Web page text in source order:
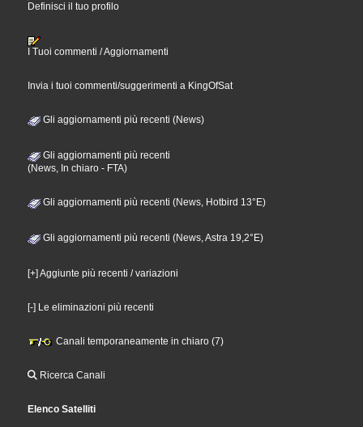
Definisci il tuo profilo
I Tuoi commenti / Aggiornamenti
Invia i tuoi commenti/suggerimenti a KingOfSat
Gli aggiornamenti più recenti (News)
Gli aggiornamenti più recenti
(News, In chiaro - FTA)
Gli aggiornamenti più recenti (News, Hotbird 13°E)
Gli aggiornamenti più recenti (News, Astra 19,2°E)
[+] Aggiunte più recenti / variazioni
[-] Le eliminazioni più recenti
Canali temporaneamente in chiaro (7)
Ricerca Canali
Elenco Satelliti